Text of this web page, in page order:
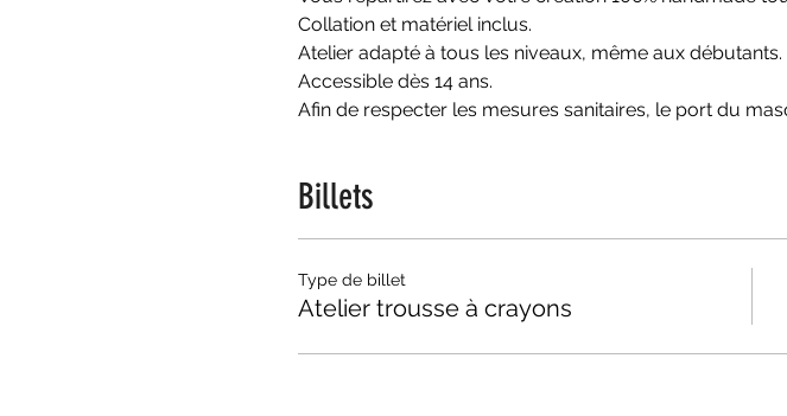
Collation et matériel inclus.
Atelier adapté à tous les niveaux, même aux débutants.
Accessible dès 14 ans.
Afin de respecter les mesures sanitaires, le port du
Billets
Type de billet
Atelier trousse à crayons